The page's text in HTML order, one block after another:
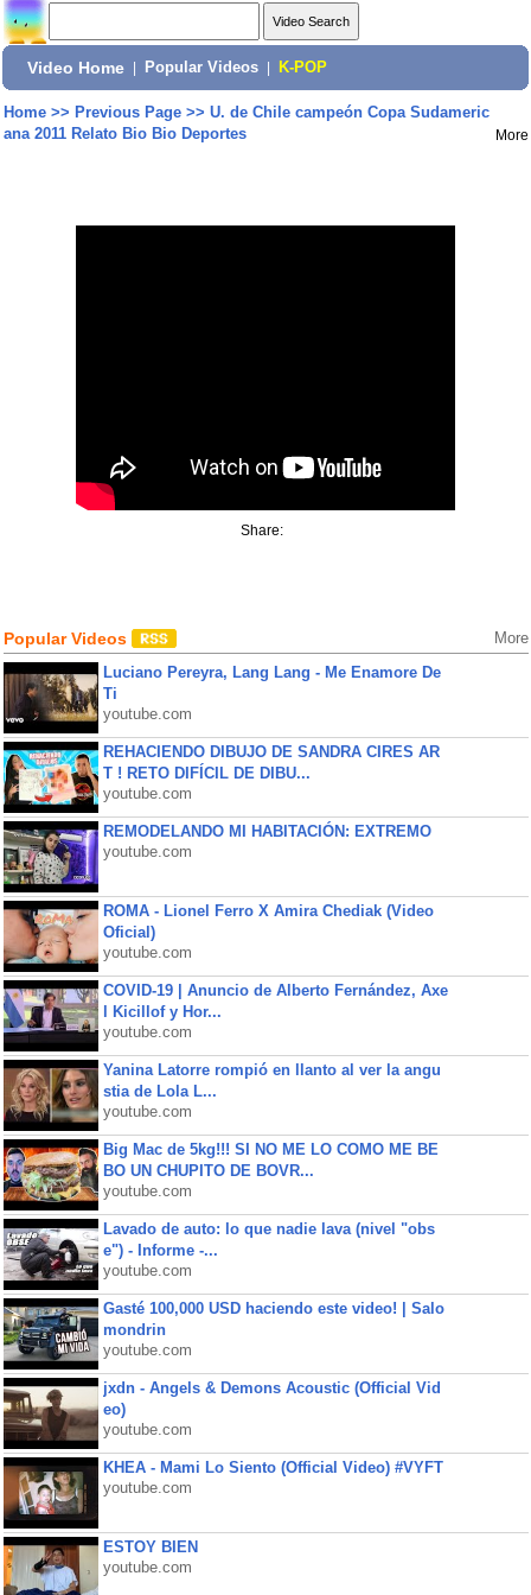
Video Home Popular Videos K-POP
Home>> Previous Page>> U. de Chile campeón Copa Sudameric
ana 2011 Relato Bio Bio Deportes
More
Share:
Popular Videos More
Luciano Pereyra, Lang Lang - Me Enamore De
Ti
youtube.com
REHACIENDO DIBUJO DE SANDRA CIRES AR
T ! RETO DIFÍCIL DE DIBU...
youtube.com
REMODELANDO MI HABITACIÓN: EXTREMO
youtube.com
ROMA - Lionel Ferro X Amira Chediak (Video
Oficial)
youtube.com
COVID-19 | Anuncio de Alberto Fernández, Axe
l Kicillof y Hor...
youtube.com
Yanina Latorre rompió en llanto al ver la angu
stia de Lola L...
youtube.com
Big Mac de 5kg!!! SI NO ME LO COMO ME BE
BO UN CHUPITO DE BOVR...
youtube.com
Lavado de auto: lo que nadie lava (nivel "obs
e") - Informe -...
youtube.com
Gasté 100,000 USD haciendo este video! | Salo
mondrin
youtube.com
jxdn - Angels & Demons Acoustic (Official Vid
eo)
youtube.com
KHEA - Mami Lo Siento (Official Video) #VYFT
youtube.com
ESTOY BIEN
youtube.com